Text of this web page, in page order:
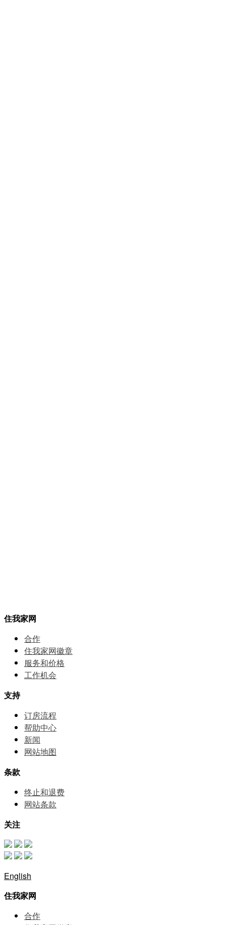
住我家网
合作
住我家网徽章
服务和价格
⼯作机会
支持
订房流程
帮助中⼼
新闻
网站地图
条款
终止和退费
网站条款
关注
English
住我家网
合作